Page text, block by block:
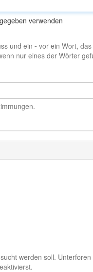
verwenden
und ein -vor ein Wort, das
nur eines der Wörter
werden soll.